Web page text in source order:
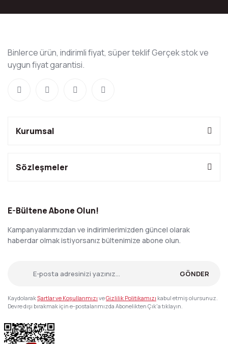
Binlerce ürün, indirimli fiyat, süper teklif Gerçek stok ve
uygun fiyat garantisi.
Kurumsal
Sözleşmeler
E-Bültene Abone Olun!
Kampanyalarımızdan ve indirimlerimizden güncel olarak
haberdar olmak istiyorsanız bültenimize abone olun.
GÖNDER
KaydolarakŞartlar ve Koşullarımızı veGizlilik Politikamızı kabul etmiş olursunuz.
Devre dışı bırakmak için e-postalarımızda Abonelikten Çık'a tıklayın.